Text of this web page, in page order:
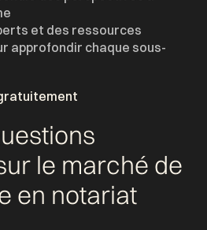
et des ressources
approfondir chaque sous-
le marché de
en notariat